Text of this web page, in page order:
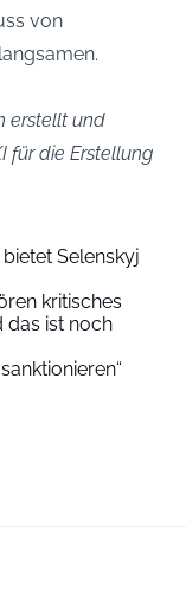
von
erstellt und
für die Erstellung
Selenskyj
kritisches
das ist noch